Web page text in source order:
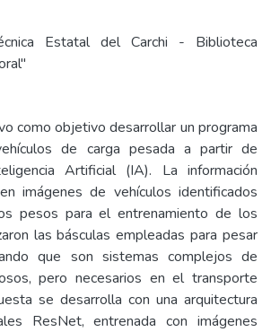
Estatal del Carchi - Biblioteca
como objetivo desarrollar un programa
de carga pesada a partir de
Artificial (IA). La información
imágenes de vehículos identificados
pesos para el entrenamiento de los
las básculas empleadas para pesar
que son sistemas complejos de
pero necesarios en el transporte
se desarrolla con una arquitectura
ResNet, entrenada con imágenes